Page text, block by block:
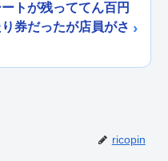
トが残っててん百円
券だったが店員がさ
ricopin